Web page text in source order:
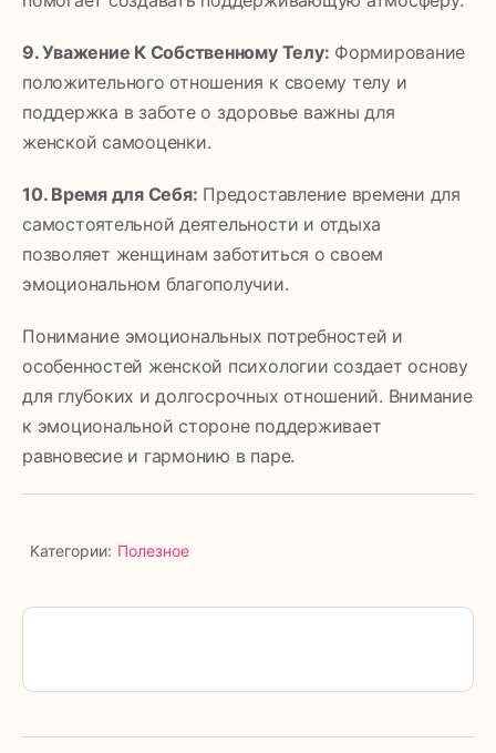
9. Уважение К Собственному Телу: Формирование
положительного отношения к своему телу и
поддержка в заботе о здоровье важны для
женской самооценки.
10. Время для Себя: Предоставление времени для
самостоятельной деятельности и отдыха
позволяет женщинам заботиться о своем
эмоциональном благополучии.
Понимание эмоциональных потребностей и
особенностей женской психологии создает основу
для глубоких и долгосрочных отношений. Внимание
к эмоциональной стороне поддерживает
равновесие и гармонию в паре.
Категории: Полезное